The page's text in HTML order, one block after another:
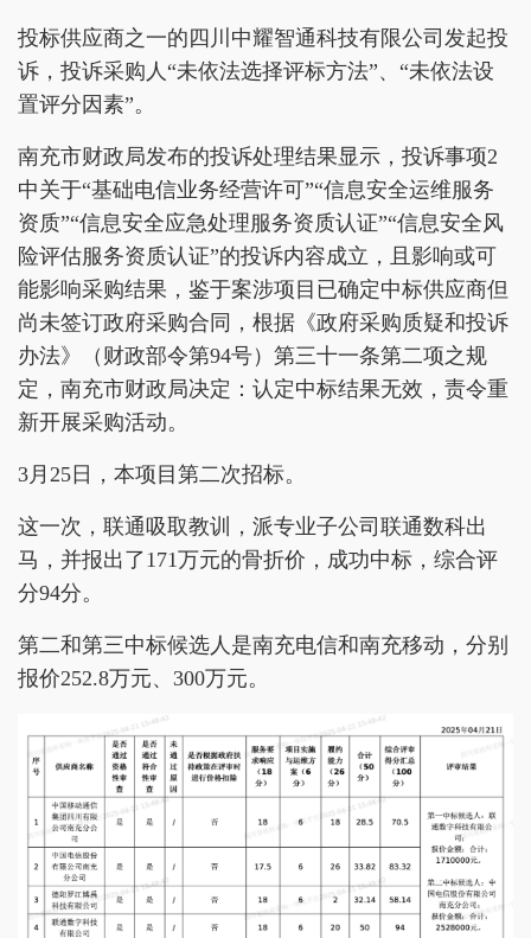
投标供应商之一的四川中耀智通科技有限公司发起投
诉，投诉采购人“未依法选择评标方法”、“未依法设
置评分因素”。
南充市财政局发布的投诉处理结果显示，投诉事项2
中关于“基础电信业务经营许可”“信息安全运维服务
资质”“信息安全应急处理服务资质认证”“信息安全风
险评估服务资质认证”的投诉内容成立，且影响或可
能影响采购结果，鉴于案涉项目已确定中标供应商但
尚未签订政府采购合同，根据《政府采购质疑和投诉
办法》（财政部令第94号）第三十一条第二项之规
定，南充市财政局决定：认定中标结果无效，责令重
新开展采购活动。
3月25日，本项目第二次招标。
这一次，联通吸取教训，派专业子公司联通数科出
马，并报出了171万元的骨折价，成功中标，综合评
分94分。
第二和第三中标候选人是南充电信和南充移动，分别
报价252.8万元、300万元。